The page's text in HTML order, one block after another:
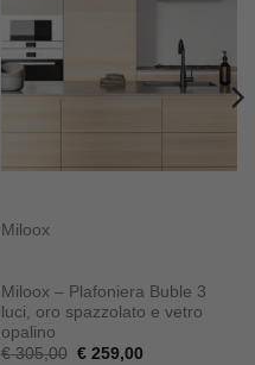
Miloox
Miloox – Plafoniera Buble 3
luci, oro spazzolato e vetro
opalino
€305,00 Il
€259,00Il